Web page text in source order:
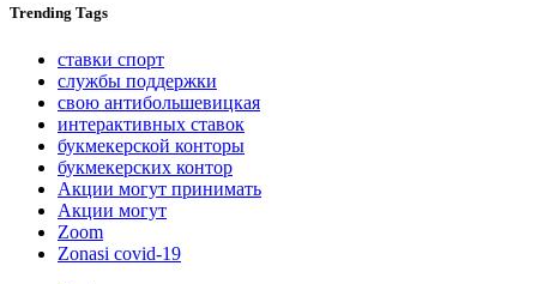
Trending Tags
ставки спорт
службы поддержки
свою антибольшевицкая
интерактивных ставок
букмекерской конторы
букмекерских контор
Акции могут принимать
Акции могут
Zoom
Zonasi covid-19